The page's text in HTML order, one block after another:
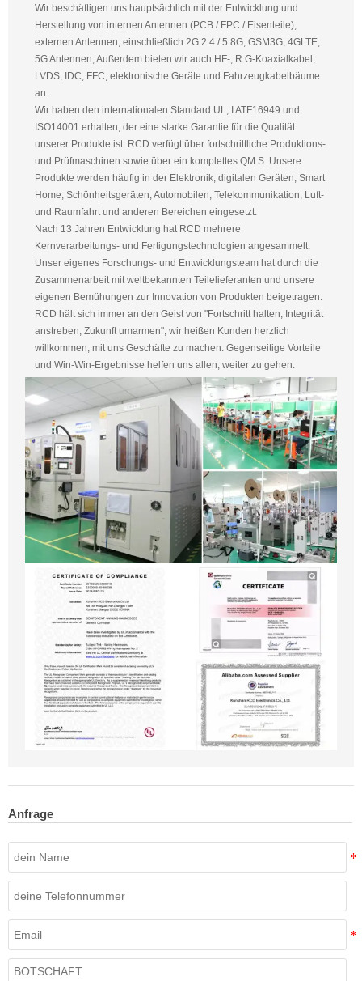
Wir beschäftigen uns hauptsächlich mit der Entwicklung und
Herstellung von internen Antennen (PCB / FPC / Eisenteile),
externen Antennen, einschließlich 2G 2.4 / 5.8G, GSM3G, 4GLTE,
5G Antennen; Außerdem bieten wir auch HF-, R G-Koaxialkabel,
LVDS, IDC, FFC, elektronische Geräte und Fahrzeugkabelbäume
an.
Wir haben den internationalen Standard UL, I ATF16949 und
ISO14001 erhalten, der eine starke Garantie für die Qualität
unserer Produkte ist. RCD verfügt über fortschrittliche Produktions-
und Prüfmaschinen sowie über ein komplettes QM S. Unsere
Produkte werden häufig in der Elektronik, digitalen Geräten, Smart
Home, Schönheitsgeräten, Automobilen, Telekommunikation, Luft-
und Raumfahrt und anderen Bereichen eingesetzt.
Nach 13 Jahren Entwicklung hat RCD mehrere
Kernverarbeitungs- und Fertigungstechnologien angesammelt.
Unser eigenes Forschungs- und Entwicklungsteam hat durch die
Zusammenarbeit mit weltbekannten Teilelieferanten und unsere
eigenen Bemühungen zur Innovation von Produkten beigetragen.
RCD hält sich immer an den Geist von "Fortschritt halten, Integrität
anstreben, Zukunft umarmen", wir heißen Kunden herzlich
willkommen, mit uns Geschäfte zu machen. Gegenseitige Vorteile
und Win-Win-Ergebnisse helfen uns allen, weiter zu gehen.
Anfrage